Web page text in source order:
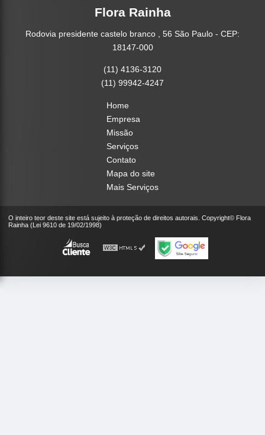
Flora Rainha
Rodovia presidente castelo branco , 56 São Paulo - CEP:
18147-000
(11) 4136-3120
(11) 99942-4247
Home
Empresa
Missão
Serviços
Contato
Mapa do site
Mais Serviços
O inteiro teor deste site está sujeito à proteção de direitos autorais. Copyright© Flora
Rainha (Lei 9610 de 19/02/1998)